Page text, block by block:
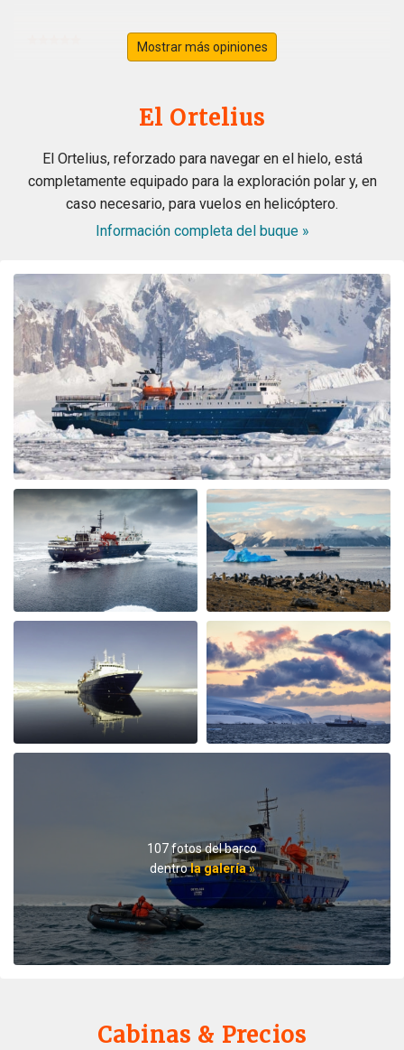
A lifelong dream became true. A fantastic extraordinary
crew. A wonderful magical landdcape. Very interesting
recaps and lots of great appreciated informations from
the experts. All in all the best trip in my lifetime. Thank
you all from the bottom of my heart
Wonderful landscape
por Cornelia Kolar El Ártico
The animal and landscape sceneries we're great nur the
chinese guests being noisy and chaotic was very
disappointing, annoying and shocking to me.they
didn't respect nature and I hardly could enjoy the
silence of the Arctic as advertised. The food and crew
was adorable.
Spitzbergen intensiv
por SIBYLLE CLAUDIA HENNY RAKESEDER El Ártico
Eine eindrückliche Reise, tolle Natur & Tierwelt. Das
Expeditionsteam ist hervorragend und verfügt über ein
fundiertes Wissen. Die Crew leistet grossartige Arbeit,
Charme, der. Esssaal ist recht laut und die Gänge eng.
Voraus checken! Mit 75% Chinesen zu reisen ist etwas
gewöhnungsbedürftig.
Professionalism meets adventure
por Viktoria Draws El Ártico
Mostrar más opiniones
El Ortelius
El Ortelius, reforzado para navegar en el hielo, está
completamente equipado para la exploración polar y, en
caso necesario, para vuelos en helicóptero.
Información completa del buque »
107 fotos del barco
dentrola galería »
Cabinas & Precios